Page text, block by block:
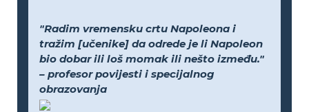
"Radim vremensku crtu Napoleona i
tražim [učenike] da odrede je li Napoleon
bio dobar ili loš momak ili nešto između."
– profesor povijesti i specijalnog
obrazovanja